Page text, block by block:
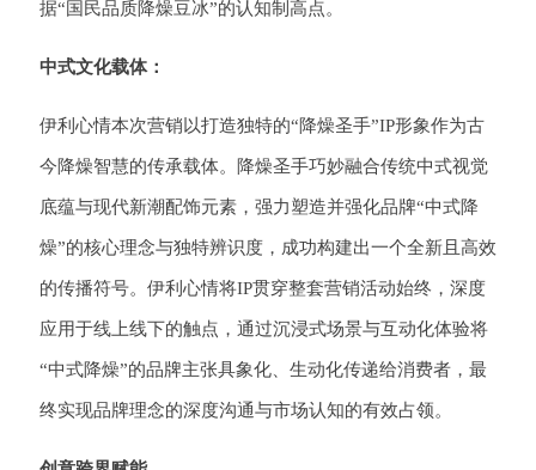
据“国民品质降燥豆冰”的认知制高点。
中式文化载体：
伊利心情本次营销以打造独特的“降燥圣手”IP形象作为古
今降燥智慧的传承载体。降燥圣手巧妙融合传统中式视觉
底蕴与现代新潮配饰元素，强力塑造并强化品牌“中式降
燥”的核心理念与独特辨识度，成功构建出一个全新且高效
的传播符号。伊利心情将IP贯穿整套营销活动始终，深度
应用于线上线下的触点，通过沉浸式场景与互动化体验将
“中式降燥”的品牌主张具象化、生动化传递给消费者，最
终实现品牌理念的深度沟通与市场认知的有效占领。